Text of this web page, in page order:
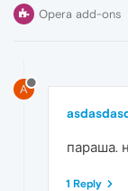
Opera add-ons
A
параша.
1 Reply